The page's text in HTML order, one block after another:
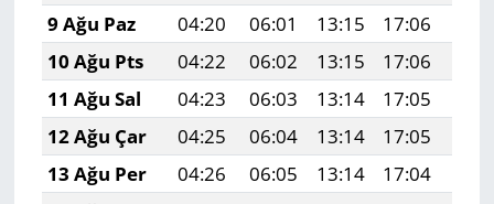
9 Ağu Paz
04:20 06:01 13:15 17:06
10 Ağu Pts
04:22 06:02 13:15 17:06
11 Ağu Sal
04:23 06:03 13:14 17:05
12 Ağu Çar
04:25 06:04 13:14 17:05
13 Ağu Per
04:26 06:05 13:14 17:04